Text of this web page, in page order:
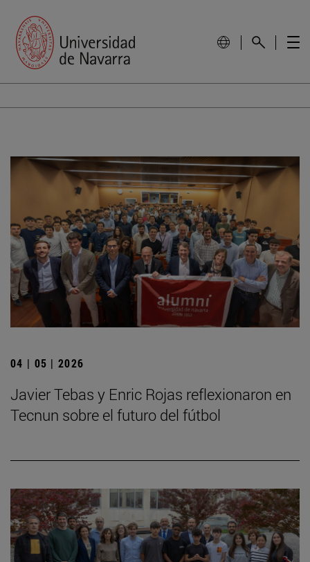
04 | 05 | 2026
Javier Tebas y Enric Rojas reflexionaron en
Tecnun sobre el futuro del fútbol